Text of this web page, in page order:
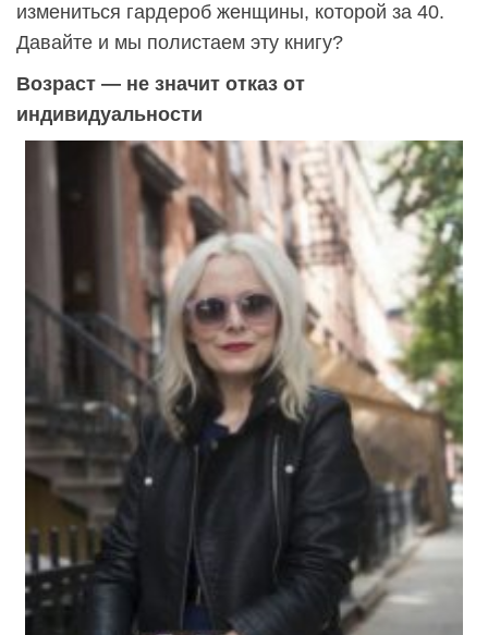
измениться гардероб женщины, которой за 40.
Давайте и мы полистаем эту книгу?
Возраст — не значит отказ от
индивидуальности